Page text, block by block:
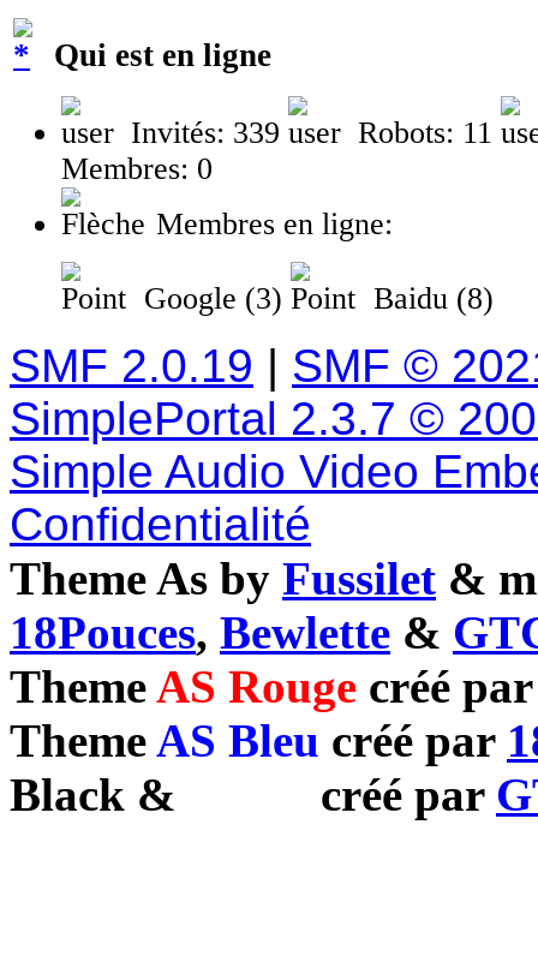
Qui est en ligne
Invités: 339
Robots: 11
Membres: 0
Membres en ligne:
Google (3) Baidu (8)
SMF 2.0.19 | SMF ©
SimplePortal 2.3.7 ©
Simple Audio Video
Confidentialité
Theme As by Fussilet &
18Pouces, Bewlette &
ThemeAS Rouge créé
ThemeAS Bleu créé par
Black & créé par